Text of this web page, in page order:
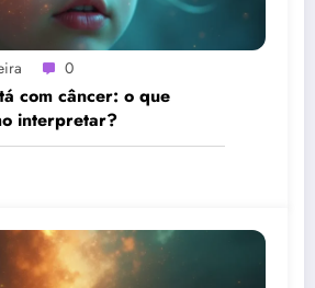
0
com câncer: o que
interpretar?